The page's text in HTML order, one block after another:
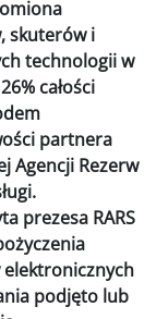
skuterów i
technologii w
całości
partnera
Agencji Rezerw
prezesa RARS
podjęto lub